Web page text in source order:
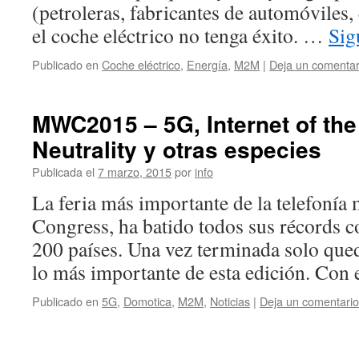
(petroleras, fabricantes de
el coche eléctrico no tenga éxito. …
Publicado en Coche eléctrico, Energía, M2M | Deja un
MWC2015 – 5G, Internet of
Neutrality y otras especies
Publicada el 7 marzo, 2015por info
La feria más importante de la
Congress, ha batido todos sus récords
200 países. Una vez terminada solo
lo más importante de esta edición.
Publicado en 5G, Domotica, M2M, Noticias | Deja un comentario